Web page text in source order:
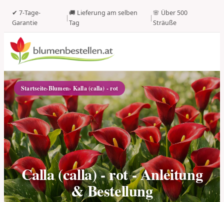
✔ 7-Tage-
Garantie
|
🚚 Lieferung am selben
Tag
|
🌸 Über 500
Sträuße
Startseite›Blumen› Kalla (calla) - rot
Calla (calla) - rot - Anleitung
& Bestellung